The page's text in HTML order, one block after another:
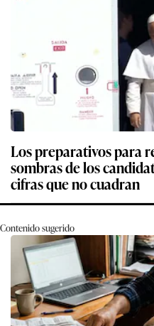
Los preparativos para
sombras de los
cifras que no cuadran
Contenido sugerido